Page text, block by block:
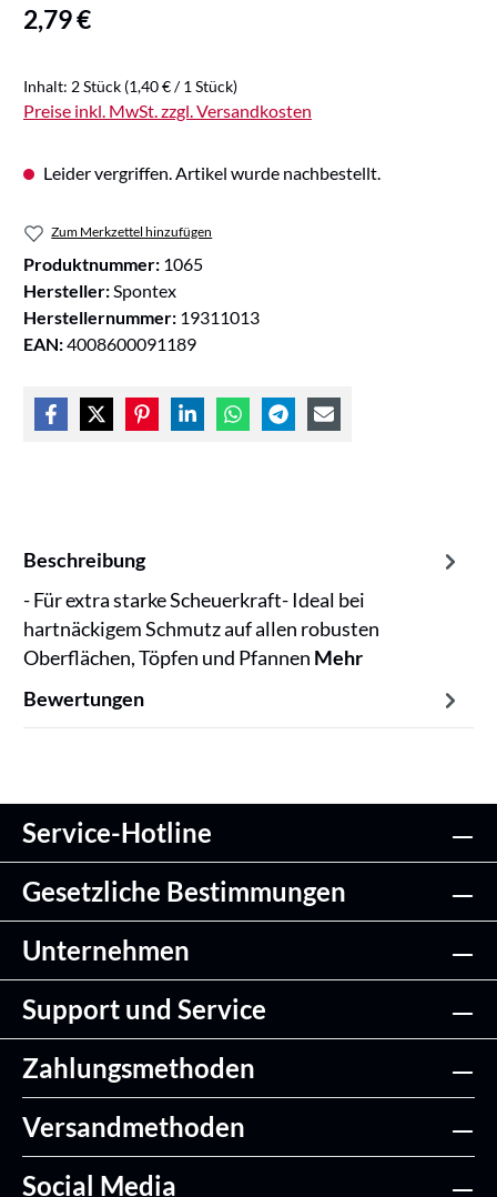
Regulärer Preis:
2,79 €
Inhalt: 2 Stück (1,40 € / 1 Stück)
Preise inkl. MwSt. zzgl. Versandkosten
Leider vergriffen. Artikel wurde nachbestellt.
Zum Merkzettel hinzufügen
Produktnummer: 1065
Hersteller: Spontex
Herstellernummer: 19311013
EAN:4008600091189
Beschreibung
- Für extra starke Scheuerkraft- Ideal bei
hartnäckigem Schmutz auf allen robusten
Oberflächen, Töpfen und Pfannen Mehr
Bewertungen
Service-Hotline
Gesetzliche Bestimmungen
Unternehmen
Support und Service
Zahlungsmethoden
Versandmethoden
Social Media